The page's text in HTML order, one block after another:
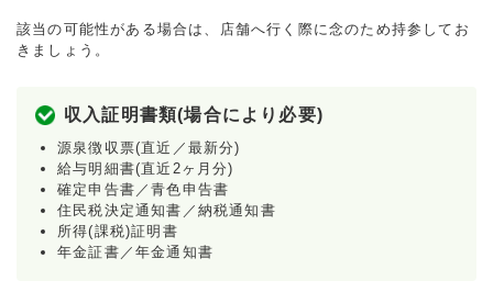
該当の可能性がある場合は、店舗へ行く際に念のため持参してお
きましょう。
収入証明書類(場合により必要)
源泉徴収票(直近／最新分)
給与明細書(直近2ヶ月分)
確定申告書／青色申告書
住民税決定通知書／納税通知書
所得(課税)証明書
年金証書／年金通知書